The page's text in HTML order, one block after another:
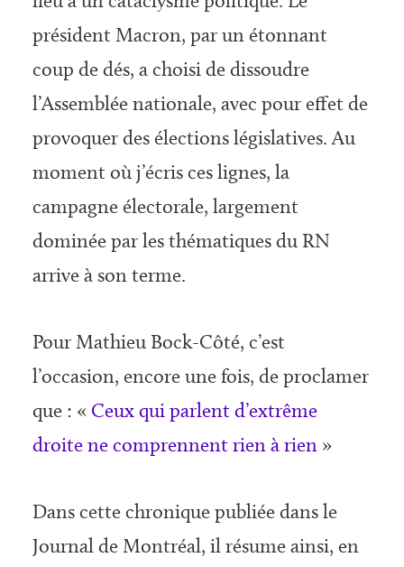
président Macron, par un étonnant
coup de dés, a choisi de dissoudre
l’Assemblée nationale, avec pour effet de
provoquer des élections législatives. Au
moment où j’écris ces lignes, la
campagne électorale, largement
dominée par les thématiques du RN
arrive à son terme.
Pour Mathieu Bock-Côté, c’est
l’occasion, encore une fois, de proclamer
que : « Ceux qui parlent d’extrême
droite ne comprennent rien à rien »
Dans cette chronique publiée dans le
Journal de Montréal, il résume ainsi, en